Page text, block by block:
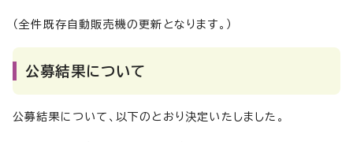
（全件既存自動販売機の更新となります。）
公募結果について
公募結果について、以下のとおり決定いたしました。